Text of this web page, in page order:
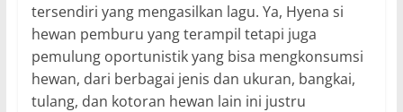
tersendiri yang mengasilkan lagu. Ya, Hyena si
hewan pemburu yang terampil tetapi juga
pemulung oportunistik yang bisa mengkonsumsi
hewan, dari berbagai jenis dan ukuran, bangkai,
tulang, dan kotoran hewan lain ini justru